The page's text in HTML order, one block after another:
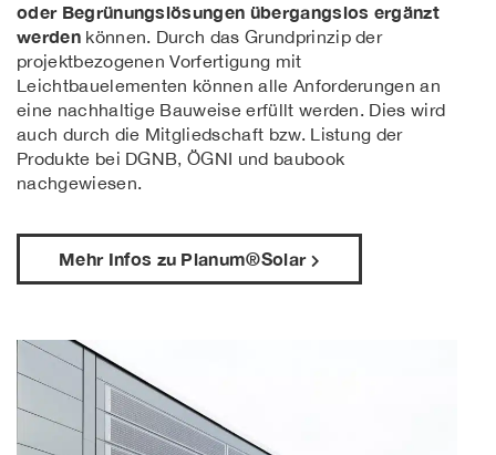
oder Begrünungslösungen übergangslos ergänzt
werdenkönnen. Durch das Grundprinzip der
projektbezogenen Vorfertigung mit
Leichtbauelementen können alle Anforderungen an
eine nachhaltige Bauweise erfüllt werden. Dies wird
auch durch die Mitgliedschaft bzw. Listung der
Produkte bei DGNB, ÖGNI und baubook
nachgewiesen.
Mehr Infos zu Planum®Solar